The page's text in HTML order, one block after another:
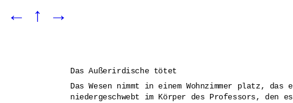
← ↑ →
Das Außerirdische tötet
Das Wesen nimmt in einem Wohnzimmer platz,
niedergeschwebt im Körper des Professors,